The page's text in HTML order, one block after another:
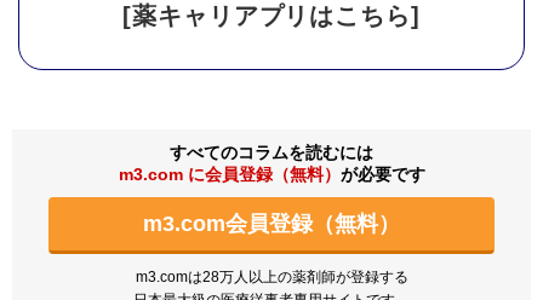
[薬キャリアプリはこちら]
すべてのコラムを読むには
m3.com に会員登録（無料） が必要です
m3.com会員登録（無料）
m3.comは28万人以上の薬剤師が登録する